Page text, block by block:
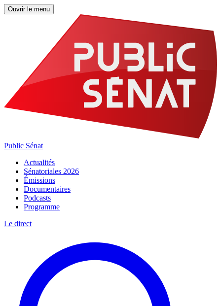
Ouvrir le menu
Public Sénat
Actualités
Sénatoriales 2026
Émissions
Documentaires
Podcasts
Programme
Le direct